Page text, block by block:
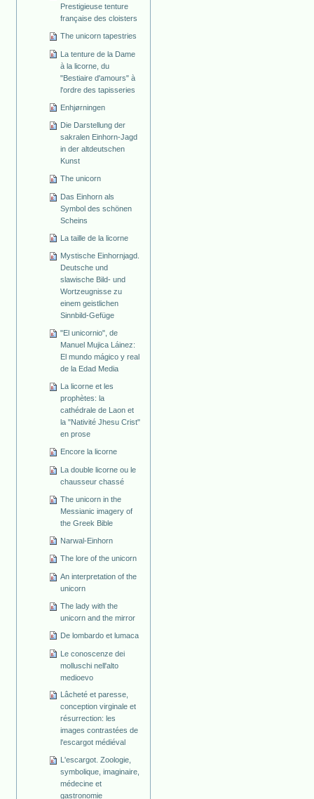
Prestigieuse tenture
française des cloisters
The unicorn tapestries
La tenture de la Dame
à la licorne, du
"Bestiaire d'amours" à
l'ordre des tapisseries
Enhjørningen
Die Darstellung der
sakralen Einhorn-Jagd
in der altdeutschen
Kunst
The unicorn
Das Einhorn als
Symbol des schönen
Scheins
La taille de la licorne
Mystische Einhornjagd.
Deutsche und
slawische Bild- und
Wortzeugnisse zu
einem geistlichen
Sinnbild-Gefüge
"El unicornio", de
Manuel Mujica Láinez:
El mundo mágico y real
de la Edad Media
La licorne et les
prophètes: la
cathédrale de Laon et
la "Nativité Jhesu Crist"
en prose
Encore la licorne
La double licorne ou le
chausseur chassé
The unicorn in the
Messianic imagery of
the Greek Bible
Narwal-Einhorn
The lore of the unicorn
An interpretation of the
unicorn
The lady with the
unicorn and the mirror
De lombardo et lumaca
Le conoscenze dei
molluschi nell'alto
medioevo
Lâcheté et paresse,
conception virginale et
résurrection: les
images contrastées de
l'escargot médiéval
L'escargot. Zoologie,
symbolique, imaginaire,
médecine et
gastronomie